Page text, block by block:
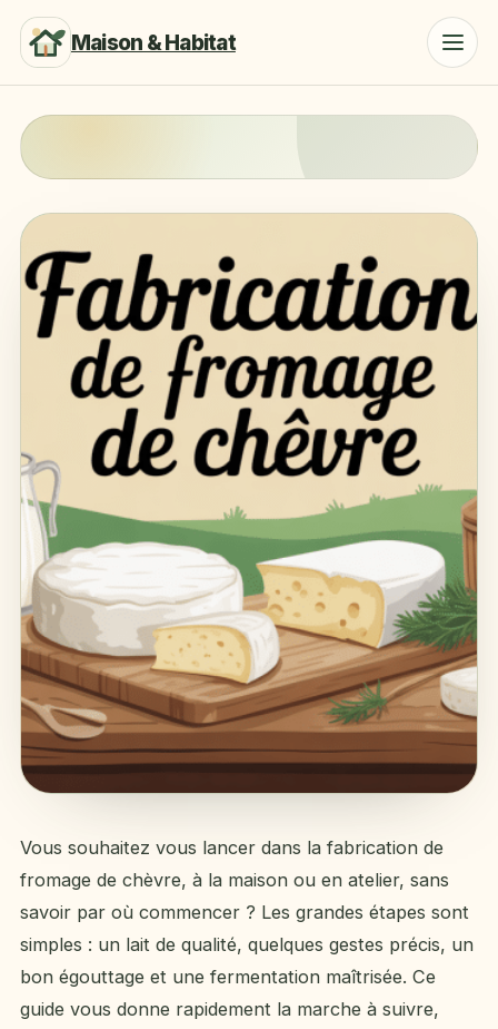
Maison & Habitat
Vous souhaitez vous lancer dans la fabrication de
fromage de chèvre, à la maison ou en atelier, sans
savoir par où commencer ? Les grandes étapes sont
simples : un lait de qualité, quelques gestes précis, un
bon égouttage et une fermentation maîtrisée. Ce
guide vous donne rapidement la marche à suivre,